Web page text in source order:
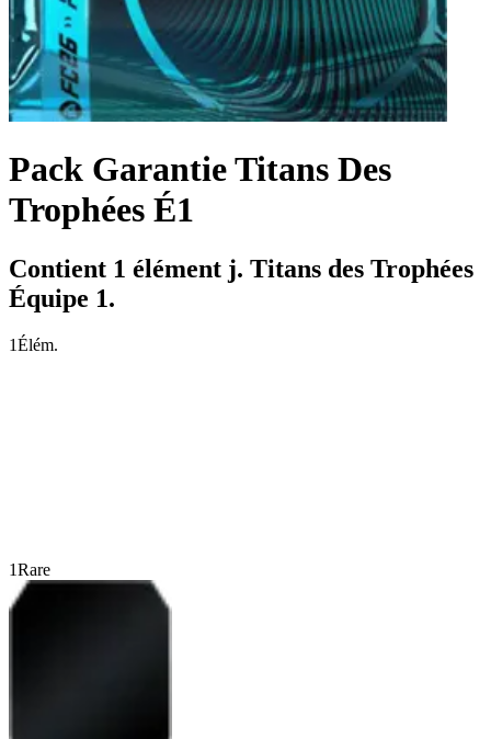
Pack Garantie Titans Des
Trophées É1
Contient 1 élément j. Titans des Trophées
Équipe 1.
1Élém.
1Rare